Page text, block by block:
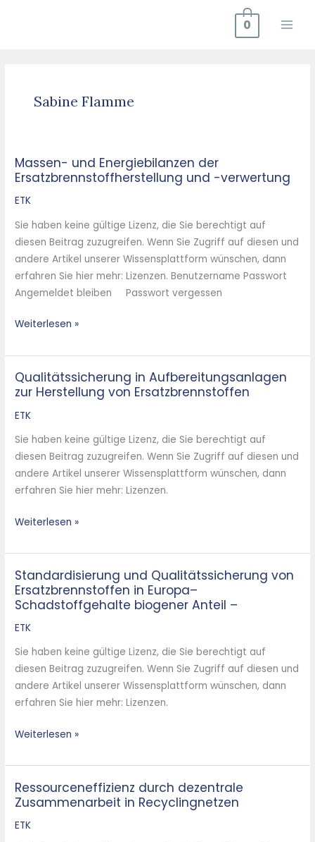
0
Sabine Flamme
Massen- und Energiebilanzen der
Ersatzbrennstoffherstellung und -verwertung
ETK
Sie haben keine gültige Lizenz, die Sie berechtigt auf
diesen Beitrag zuzugreifen. Wenn Sie Zugriff auf diesen und
andere Artikel unserer Wissensplattform wünschen, dann
erfahren Sie hier mehr: Lizenzen. Benutzername Passwort
Angemeldet bleiben Passwort vergessen
Massen-
und
Energiebilanzen
Ersatzbrennstoffherstellung
und
-
verwertung
Weiterlesen »
Qualitätssicherung in Aufbereitungsanlagen
zur Herstellung von Ersatzbrennstoffen
ETK
Sie haben keine gültige Lizenz, die Sie berechtigt auf
diesen Beitrag zuzugreifen. Wenn Sie Zugriff auf diesen und
andere Artikel unserer Wissensplattform wünschen, dann
erfahren Sie hier mehr: Lizenzen.
Qualitätssicherung
in
Aufbereitungsanlagen
Herstellung
von
Ersatzbrennstoffen
Weiterlesen »
Standardisierung und Qualitätssicherung von
Ersatzbrennstoffen in Europa–
Schadstoffgehalte biogener Anteil –
ETK
Sie haben keine gültige Lizenz, die Sie berechtigt auf
diesen Beitrag zuzugreifen. Wenn Sie Zugriff auf diesen und
andere Artikel unserer Wissensplattform wünschen, dann
erfahren Sie hier mehr: Lizenzen.
Standardisierung
und
Qualitätssicherung
von
Anteil
Weiterlesen »
Ressourceneffizienz durch dezentrale
Zusammenarbeit in Recyclingnetzen
ETK
Ressourceneffizienz
durch
dezentrale